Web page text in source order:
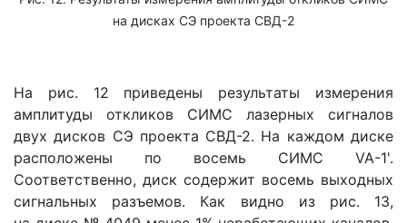
на дисках СЭ проекта СВД-2
На рис. 12 приведены результаты измерения
амплитуды откликов СИМС лазерных сигналов
двух дисков СЭ проекта СВД-2. На каждом диске
расположены по восемь СИМС VA-1'.
Соответственно, диск содержит восемь выходных
сигнальных разъемов. Как видно из рис. 13,